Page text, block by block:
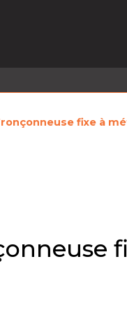
fixe à